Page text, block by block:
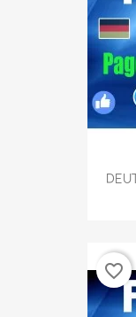
favorite_border